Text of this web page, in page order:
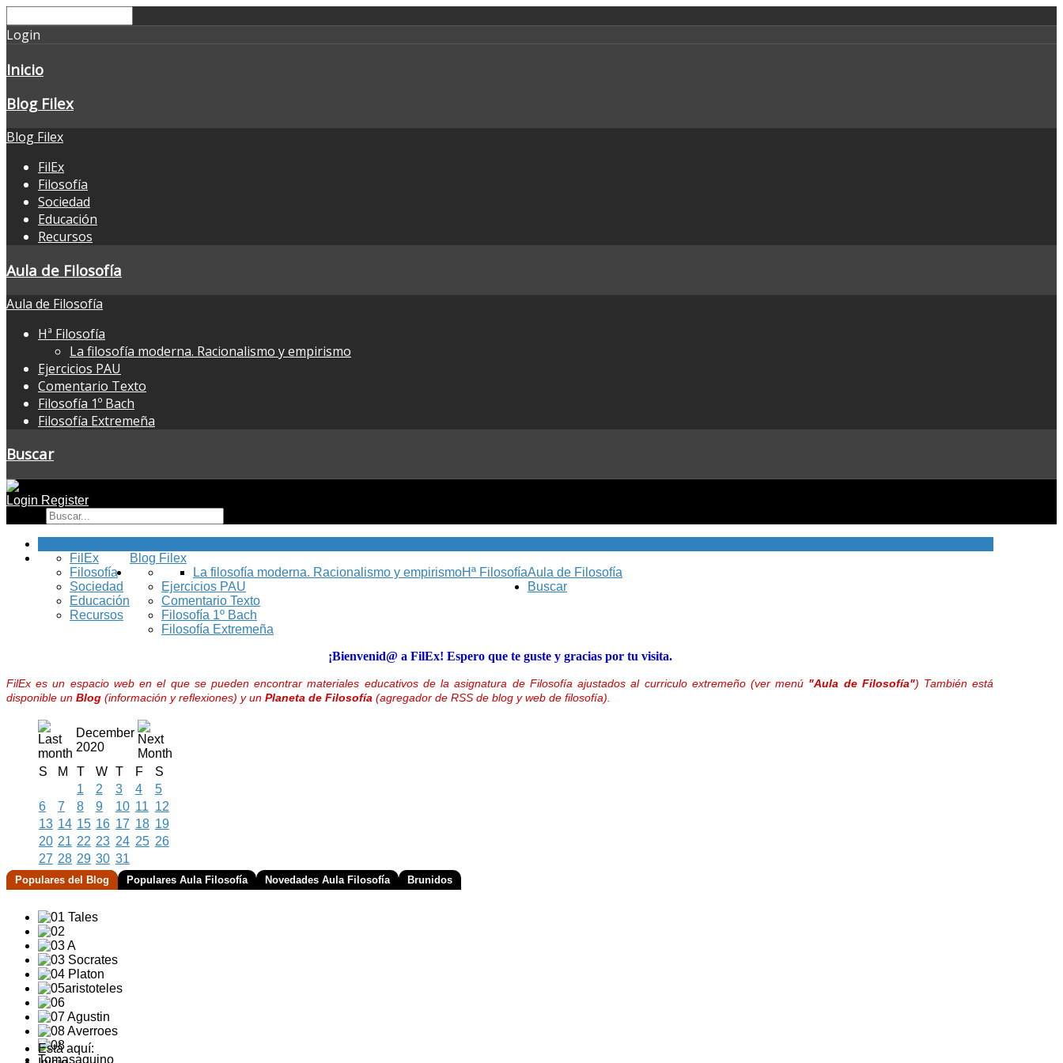
Login
Inicio
Blog Filex
Blog Filex
FilEx
Filosofía
Sociedad
Educación
Recursos
Aula de Filosofía
Aula de Filosofía
Hª Filosofía
La filosofía moderna. Racionalismo y empirismo
Ejercicios PAU
Comentario Texto
Filosofía 1º Bach
Filosofía Extremeña
Buscar
Login Register
Blog Filex
FilEx
Filosofía
Sociedad
Educación
Recursos
Aula de Filosofía
Hª Filosofía
La filosofía moderna. Racionalismo y empirismo
Ejercicios PAU
Comentario Texto
Filosofía 1º Bach
Filosofía Extremeña
Buscar
¡Bienvenid@ a FilEx! Espero que te guste y gracias por tu visita.
FilEx es un espacio web en el que se pueden encontrar materiales educativos de la asignatura de Filosofía ajustados al curriculo extremeño (ver menú "Aula de Filosofía") También está
disponible un Blog (información y reflexiones) y un Planeta de Filosofía (agregador de RSS de blog y web de filosofía).
December
2020
S
M T W T F
S
1
2 3 4
5
6
7 8 9 10 11 12
13 14 15 16 17 18 19
20 21 22 23 24 25 26
27 28 29 30 31
Populares del Blog Populares Aula Filosofía Novedades Aula Filosofía Brunidos
Está aquí: